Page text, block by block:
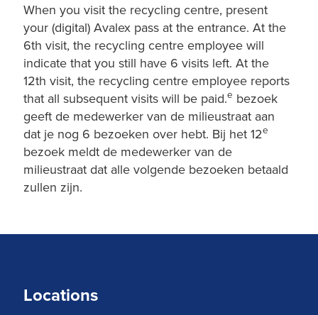
When you visit the recycling centre, present
your (digital) Avalex pass at the entrance. At the
6th visit, the recycling centre employee will
indicate that you still have 6 visits left. At the
12th visit, the recycling centre employee reports
that all subsequent visits will be paid.e bezoek
geeft de medewerker van de milieustraat aan
dat je nog 6 bezoeken over hebt. Bij het 12e
bezoek meldt de medewerker van de
milieustraat dat alle volgende bezoeken betaald
zullen zijn.
Locations